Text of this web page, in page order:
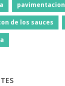
pavimentacion
de los sauces